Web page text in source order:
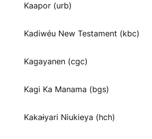
Kaapor (urb)
Kadiwéu New Testament (kbc)
Kagayanen (cgc)
Kagi Ka Manama (bgs)
Kakaɨyari Niukieya (hch)